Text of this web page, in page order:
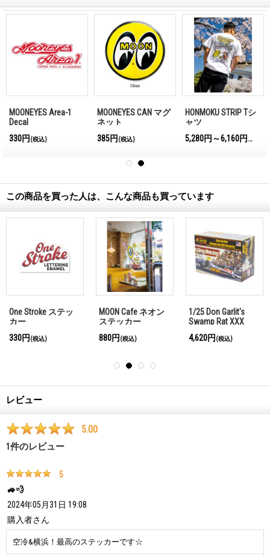
MOONEYES Area-1
Decal
330円 (税込)
MOONEYES CAN マグ
ネット
385円 (税込)
HONMOKU STRIP Tシ
ャツ
5,280円～6,160円
(税込)
この商品を買った人は、こんな商品も買っています
One Stroke ステッ
カー
330円 (税込)
MOON Cafe ネオン
ステッカー
880円 (税込)
1/25 Don Garlit's
Swamp Rat XXX
ック モデル キット
4,620円 (税込)
レビュー
5.00
1件のレビュー
5
🚙💨
2024年05月31日 19:08
購入者さん
空冷&横浜！最高のステッカーです☆